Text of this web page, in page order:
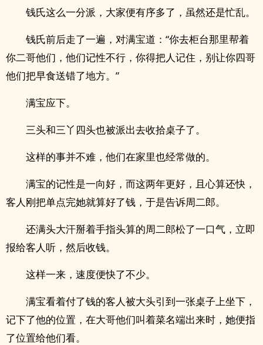
钱氏这么一分派，大家便有序多了，虽然还是忙乱。
钱氏前后走了一遍，对满宝道：“你去柜台那里帮着
你二哥他们，他们记性不行，你得把人记住，别让你四哥
他们把早食送错了地方。”
满宝应下。
三头和三丫四头也被派出去收拾桌子了。
这样的事并不难，他们在家里也经常做的。
满宝的记性是一向好，而这两年更好，且心算还快，
客人刚把单点完她就算好了钱，于是告诉周二郎。
还满头大汗掰着手指头算的周二郎松了一口气，立即
报给客人听，然后收钱。
这样一来，速度便快了不少。
满宝看着付了钱的客人被大头引到一张桌子上坐下，
记下了他的位置，在大哥他们叫着菜名端出来时，她便指
了位置给他们看。